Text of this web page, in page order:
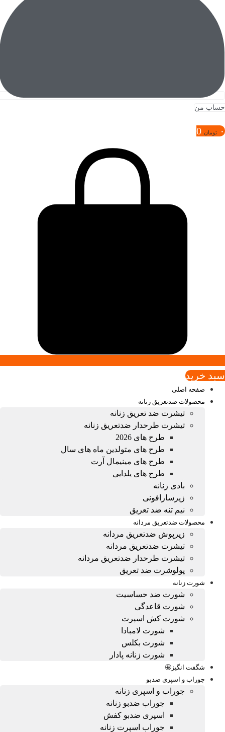
حساب من
۰ تومان 0
سبد خريد
صفحه اصلی
محصولات ضدتعریق زنانه
تیشرت ضد تعریق زنانه
تیشرت طرحدار ضدتعریق زنانه
طرح های 2026
طرح های متولدین ماه های سال
طرح های مینیمال آرت
طرح های یلدایی
بادی زنانه
زیرسارافونی
نیم تنه ضد تعریق
محصولات ضدتعریق مردانه
زیرپوش ضدتعریق مردانه
تیشرت ضدتعریق مردانه
تیشرت طرحدار ضدتعریق مردانه
پولوشرت ضد تعریق
شورت زنانه
شورت ضد حساسیت
شورت قاعدگی
شورت کش اسپرت
شورت لامبادا
شورت بکلس
شورت زنانه پادار
شگفت انگیز🤩
جوراب و اسپری ضدبو
جوراب و اسپری زنانه
جوراب ضدبو زنانه
اسپری ضدبو کفش
جوراب اسپرت زنانه